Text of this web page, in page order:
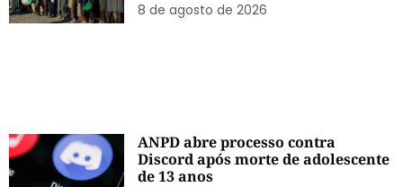
8 de agosto de 2026
ANPD abre processo contra
Discord após morte de adolescente
de 13 anos